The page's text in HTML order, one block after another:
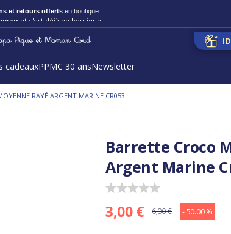
et retours offerts en boutique
et c'est déjà en boutique !
cadeauxPPMC 30 ansNewsletter
RAYÉ ARGENT MARINE CR053
Barrette Croco
Argent Marine
3,00 € 6,00 € - 50.00 %